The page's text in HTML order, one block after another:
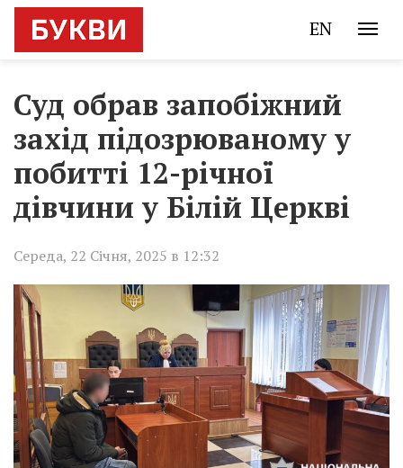
EN
Суд обрав запобіжний
захід підозрюваному у
побитті 12-річної
дівчини у Білій Церкві
Середа, 22 Січня, 2025 в 12:32